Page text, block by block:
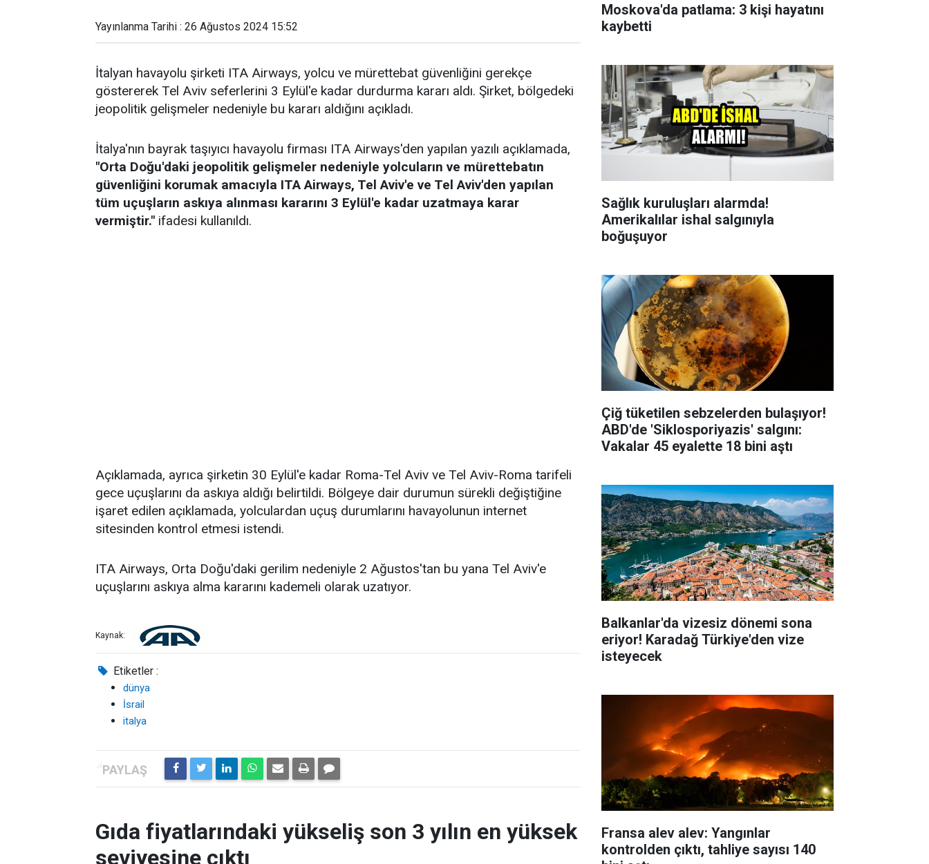
Yayınlanma Tarihi : 26 Ağustos 2024 15:52
İtalyan havayolu şirketi ITA Airways, yolcu ve mürettebat güvenliğini gerekçe
göstererek Tel Aviv seferlerini 3 Eylül'e kadar durdurma kararı aldı. Şirket, bölgedeki
jeopolitik gelişmeler nedeniyle bu kararı aldığını açıkladı.
İtalya'nın bayrak taşıyıcı havayolu firması ITA Airways'den yapılan yazılı açıklamada,
"Orta Doğu'daki jeopolitik gelişmeler nedeniyle yolcuların ve mürettebatın
güvenliğini korumak amacıyla ITA Airways, Tel Aviv'e ve Tel Aviv'den yapılan
tüm uçuşların askıya alınması kararını 3 Eylül'e kadar uzatmaya karar
vermiştir." ifadesi kullanıldı.
Açıklamada, ayrıca şirketin 30 Eylül'e kadar Roma-Tel Aviv ve Tel Aviv-Roma tarifeli
gece uçuşlarını da askıya aldığı belirtildi. Bölgeye dair durumun sürekli değiştiğine
işaret edilen açıklamada, yolculardan uçuş durumlarını havayolunun internet
sitesinden kontrol etmesi istendi.
ITA Airways, Orta Doğu'daki gerilim nedeniyle 2 Ağustos'tan bu yana Tel Aviv'e
uçuşlarını askıya alma kararını kademeli olarak uzatıyor.
Kaynak:
Etiketler :
dünya
İsrail
italya
Gıda fiyatlarındaki yükseliş son 3 yılın en yüksek
seviyesine çıktı
Moskova'da patlama: 3 kişi hayatını
kaybetti
Sağlık kuruluşları alarmda!
Amerikalılar ishal salgınıyla
boğuşuyor
Çiğ tüketilen sebzelerden bulaşıyor!
ABD'de 'Siklosporiyazis' salgını:
Vakalar 45 eyalette 18 bini aştı
Balkanlar'da vizesiz dönemi sona
eriyor! Karadağ Türkiye'den vize
isteyecek
Fransa alev alev: Yangınlar
kontrolden çıktı, tahliye sayısı 140